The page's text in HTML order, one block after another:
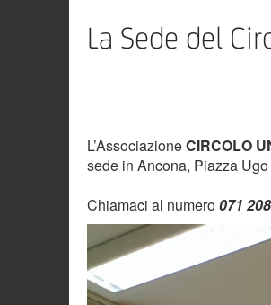
La Sede del
L’AssociazioneCIRCOLO
sede in Ancona, Piazza
Chiamaci al numero071